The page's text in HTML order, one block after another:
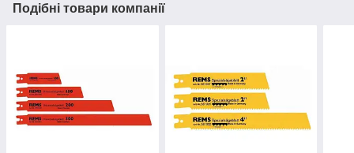
Подібні товари компанії